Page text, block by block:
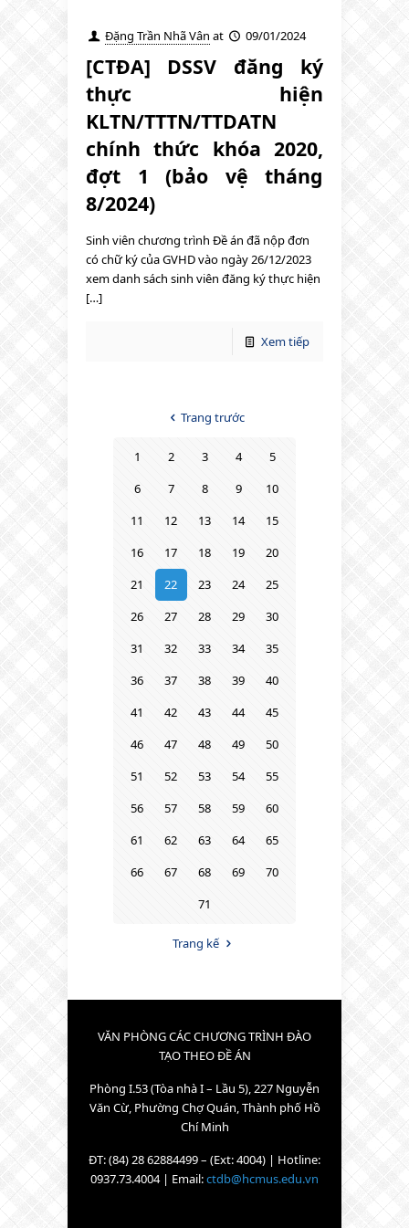
Đặng Trần Nhã Vân at 09/01/2024
[CTĐA] DSSV đăng ký
thực hiện
KLTN/TTTN/TTDATN
chính thức khóa 2020,
đợt 1 (bảo vệ tháng
8/2024)
Sinh viên chương trình Đề án đã nộp đơn
có chữ ký của GVHD vào ngày 26/12/2023
xem danh sách sinh viên đăng ký thực hiện
[…]
Xem tiếp
Trang trước
1 2 3 4
5
6
7 8 9
10
11
12 13 14
15
16
17 18 19
20
21
22 23 24
25
26
27 28 29
30
31
32 33 34
35
36
37 38 39
40
41
42 43 44
45
46
47 48 49
50
51
52 53 54
55
56
57 58 59
60
61
62 63 64
65
66
67 68 69
70
71
Trang kế
VĂN PHÒNG CÁC CHƯƠNG TRÌNH ĐÀO
TẠO THEO ĐỀ ÁN
Phòng I.53 (Tòa nhà I – Lầu 5), 227 Nguyễn
Văn Cừ, Phường Chợ Quán, Thành phố Hồ
Chí Minh
ĐT: (84) 28 62884499 – (Ext: 4004) | Hotline:
0937.73.4004 | Email:ctdb@hcmus.edu.vn